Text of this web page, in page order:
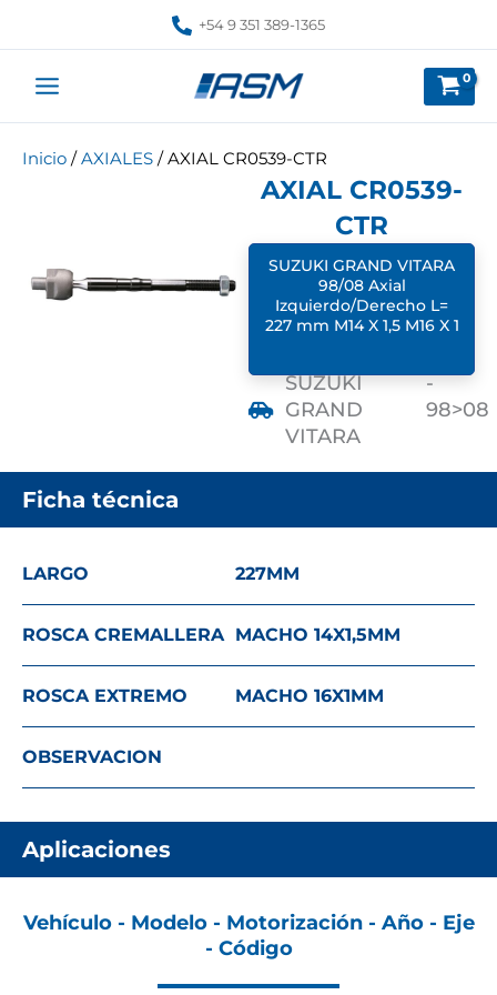
+54 9 351 389-1365
Inicio /AXIALES / AXIAL CR0539-CTR
AXIAL CR0539-
CTR
SUZUKI GRAND VITARA
98/08 Axial
Izquierdo/Derecho L=
227 mm M14 X 1,5 M16 X 1
SUZUKI
GRAND
VITARA
-
98>08
Ficha técnica
LARGO 227MM
ROSCA CREMALLERA MACHO 14X1,5MM
ROSCA EXTREMO MACHO 16X1MM
OBSERVACION
Aplicaciones
Vehículo - Modelo - Motorización - Año - Eje
- Código